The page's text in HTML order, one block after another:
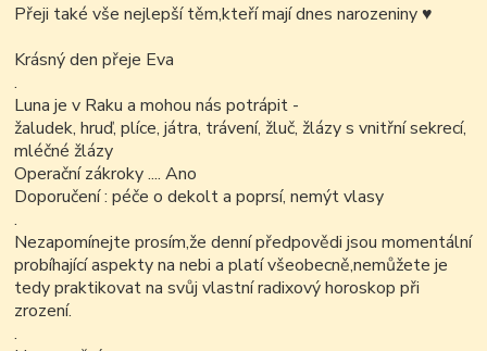
Přeji také vše nejlepší těm,kteří mají dnes narozeniny♥
Krásný den přeje Eva
.
Luna je v Raku a mohou nás potrápit -
žaludek, hruď, plíce, játra, trávení, žluč, žlázy s vnitřní sekrecí,
mléčné žlázy
Operační zákroky .... Ano
Doporučení : péče o dekolt a poprsí, nemýt vlasy
.
Nezapomínejte prosím,že denní předpovědi jsou momentální
probíhající aspekty na nebi a platí všeobecně,nemůžete je
tedy praktikovat na svůj vlastní radixový horoskop při
zrození.
.